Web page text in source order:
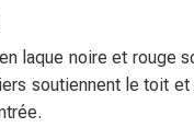
laque noire et rouge
soutiennent le toit